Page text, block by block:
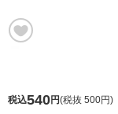
税込540円(税抜 500円)